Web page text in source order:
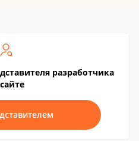
разработчика